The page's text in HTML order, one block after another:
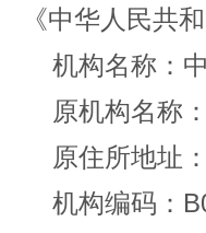
《中华人民共
机构名称：
原机构名称
原住所地址
机构编码：